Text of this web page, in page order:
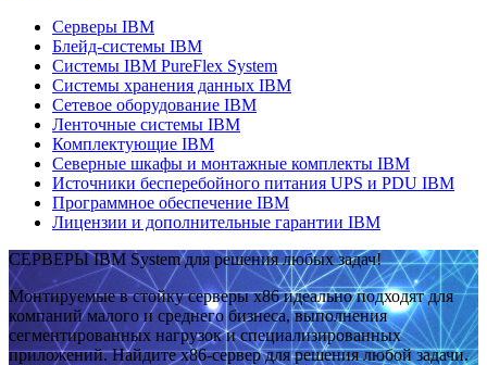
Серверы IBM
Блейд-системы IBM
Системы IBM PureFlex System
Системы хранения данных IBM
Сетевое оборудование IBM
Ленточные системы IBM
Комплектующие IBM
Северные шкафы и монтажные комплекты IBM
Источники бесперебойного питания UPS и PDU IBM
Программное обеспечение IBM
Лицензии и дополнительные гарантии IBM
СЕРВЕРЫ IBM System для решения любых задач!
Монтируемые в стойку серверы x86 идеально подходят для
компаний малого и среднего бизнеса, выполнения
сегментированных нагрузок и специализированных
приложений. Найдите x86-сервер для решения любой задачи.